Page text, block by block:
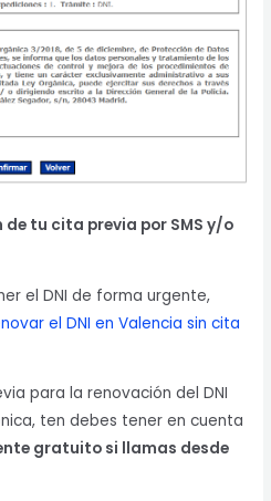
tu cita previa por SMS y/o
el DNI de forma urgente,
el DNI en Valencia sin cita
para la renovación del DNI
ten debes tener en cuenta
gratuito si llamas desde